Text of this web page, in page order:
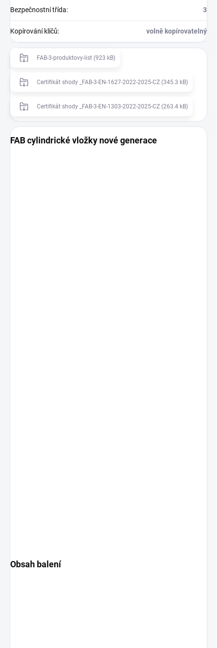
Bezpečnostní třída: 3
Kopírování klíčů: volně kopírovatelný
FAB-3-produktovy-list (923 kB)
Certifikát shody _FAB-3-EN-1627-2022-2025-CZ (345.3 kB)
Certifikát shody _FAB-3-EN-1303-2022-2025-CZ (263.4 kB)
FAB cylindrické vložky nové generace
Obsah balení